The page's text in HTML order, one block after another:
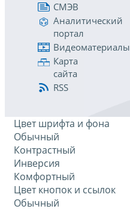
СМЭВ
Аналитический
портал
Видеоматериалы
Карта
сайта
RSS
Цвет шрифта и фона
Обычный
Контрастный
Инверсия
Комфортный
Цвет кнопок и ссылок
Обычный